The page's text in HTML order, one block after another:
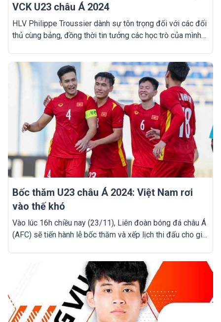
VCK U23 châu Á 2024
HLV Philippe Troussier dành sự tôn trọng đối với các đối
thủ cùng bảng, đồng thời tin tưởng các học trò của mình
Bốc thăm U23 châu Á 2024: Việt Nam rơi
vào thế khó
Vào lúc 16h chiều nay (23/11), Liên đoàn bóng đá châu Á
(AFC) sẽ tiến hành lễ bốc thăm và xếp lịch thi đấu cho giải